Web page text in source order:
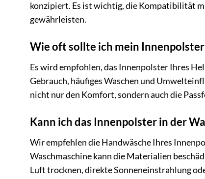
konzipiert. Es ist wichtig, die Kompatibilität
gewährleisten.
Wie oft sollte ich mein
Es wird empfohlen, das Innenpolster Ihres
Gebrauch, häufiges Waschen und
nicht nur den Komfort, sondern auch die
Kann ich das Innenpolster in der
Wir empfehlen die Handwäsche Ihres
Waschmaschine kann die Materialien
Luft trocknen, direkte Sonneneinstrahlung